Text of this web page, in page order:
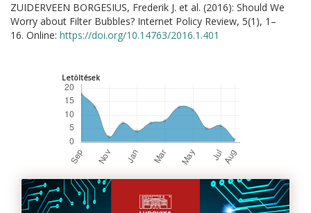
ZUIDERVEEN BORGESIUS, Frederik J. et al. (2016): Should We
Worry about Filter Bubbles? Internet Policy Review, 5(1), 1–
16. Online: https://doi.org/10.14763/2016.1.401
Letöltések